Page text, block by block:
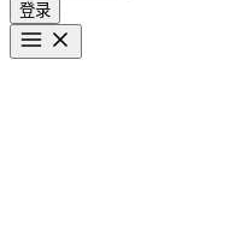
登录